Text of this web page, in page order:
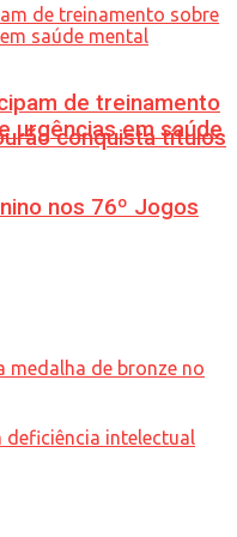
conquista títulos
nos 76º Jogos
de treinamento
urgências em saúde